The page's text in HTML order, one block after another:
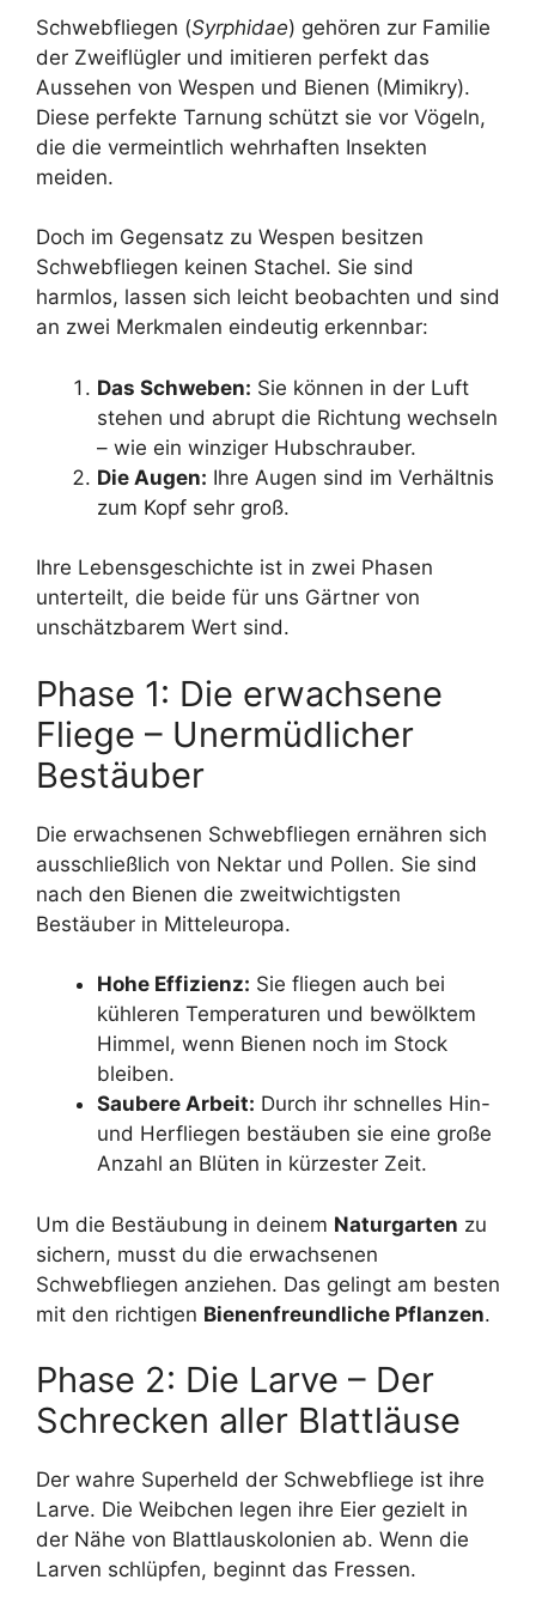
Schwebfliegen (Syrphidae) gehören zur Familie
der Zweiflügler und imitieren perfekt das
Aussehen von Wespen und Bienen (Mimikry).
Diese perfekte Tarnung schützt sie vor Vögeln,
die die vermeintlich wehrhaften Insekten
meiden.
Doch im Gegensatz zu Wespen besitzen
Schwebfliegen keinen Stachel. Sie sind
harmlos, lassen sich leicht beobachten und sind
an zwei Merkmalen eindeutig erkennbar:
Das Schweben: Sie können in der Luft
stehen und abrupt die Richtung wechseln
– wie ein winziger Hubschrauber.
Die Augen: Ihre Augen sind im Verhältnis
zum Kopf sehr groß.
Ihre Lebensgeschichte ist in zwei Phasen
unterteilt, die beide für uns Gärtner von
unschätzbarem Wert sind.
Phase 1: Die erwachsene
Fliege – Unermüdlicher
Bestäuber
Die erwachsenen Schwebfliegen ernähren sich
ausschließlich von Nektar und Pollen. Sie sind
nach den Bienen die zweitwichtigsten
Bestäuber in Mitteleuropa.
Hohe Effizienz: Sie fliegen auch bei
kühleren Temperaturen und bewölktem
Himmel, wenn Bienen noch im Stock
bleiben.
Saubere Arbeit: Durch ihr schnelles Hin-
und Herfliegen bestäuben sie eine große
Anzahl an Blüten in kürzester Zeit.
Um die Bestäubung in deinem Naturgarten zu
sichern, musst du die erwachsenen
Schwebfliegen anziehen. Das gelingt am besten
mit den richtigen Bienenfreundliche Pflanzen.
Phase 2: Die Larve – Der
Schrecken aller Blattläuse
Der wahre Superheld der Schwebfliege ist ihre
Larve. Die Weibchen legen ihre Eier gezielt in
der Nähe von Blattlauskolonien ab. Wenn die
Larven schlüpfen, beginnt das Fressen.